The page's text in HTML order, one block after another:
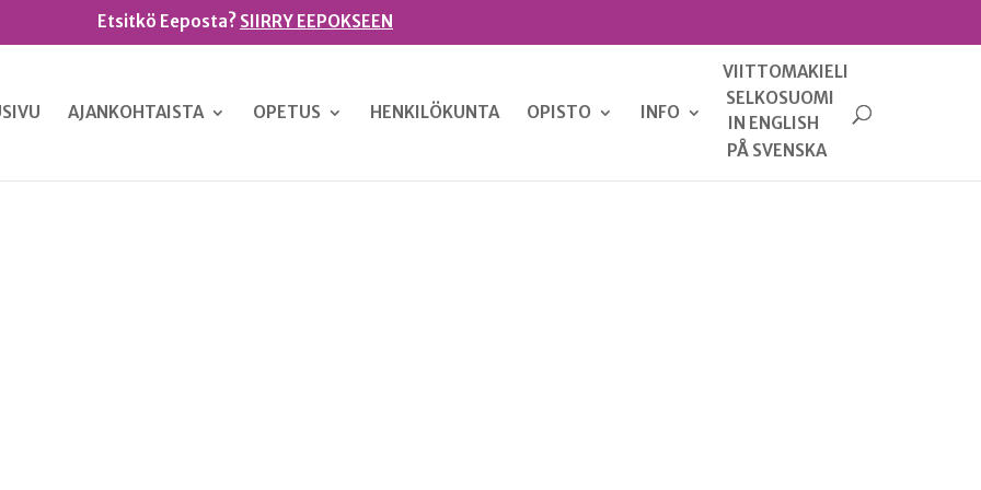
Etsitkö Eeposta? SIIRRY EEPOKSEEN
AJANKOHTAISTA OPETUS HENKILÖKUNTA OPISTO INFO
SELKOSUOMI
VIITTOMAKIELI
IN ENGLISH
PÅ SVENSKA